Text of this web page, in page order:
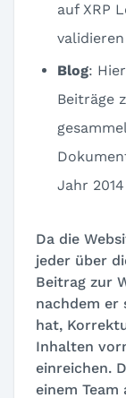
auf XRP
Blog:
Beiträge
Jahr
Da die
jeder über
Beitrag zur
nachdem er
hat,
Inhalten
einreichen.
einem